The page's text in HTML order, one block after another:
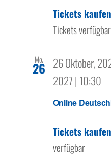
Tickets kaufen
Tickets verfügbar
Mo.
26
Online
26 Oktober,
2027 | 10:30
Tickets kaufen
verfügbar